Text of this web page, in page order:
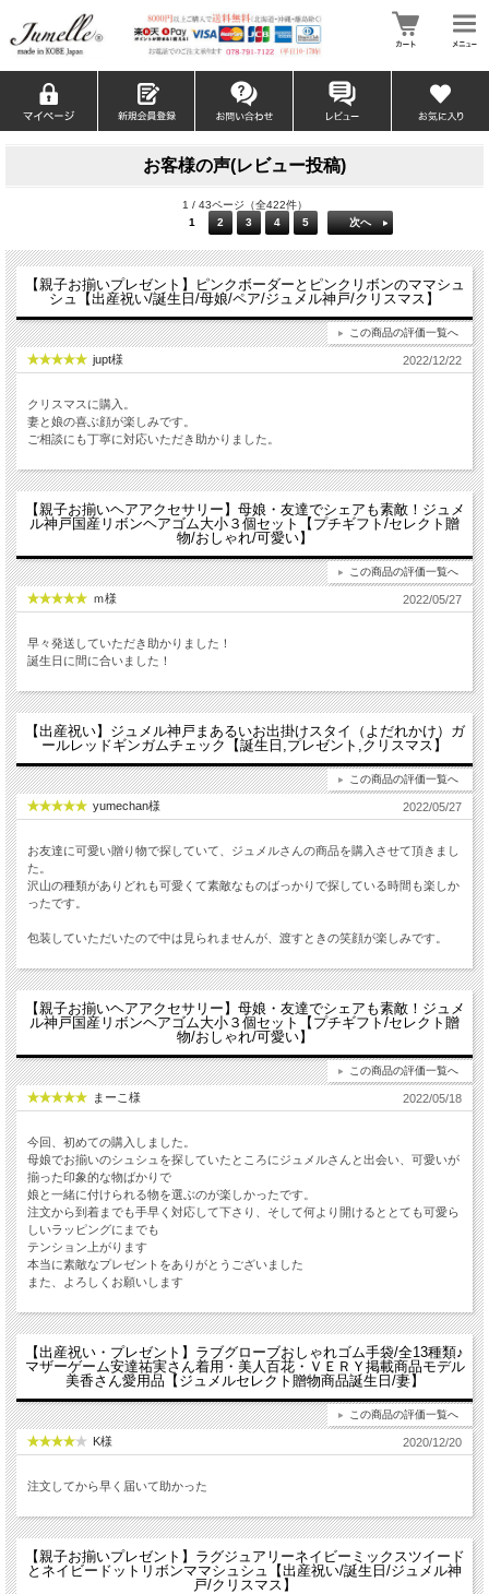
お客様の声(レビュー投稿)
1 / 43ページ（全422件）
1
2 3 4 5 次へ
【親子お揃いプレゼント】ピンクボーダーとピンクリボンのママシュ
シュ【出産祝い/誕生日/母娘/ペア/ジュメル神戸/クリスマス】
この商品の評価一覧へ
jupt様 2022/12/22
クリスマスに購入。
妻と娘の喜ぶ顔が楽しみです。
ご相談にも丁寧に対応いただき助かりました。
【親子お揃いヘアアクセサリー】母娘・友達でシェアも素敵！ジュメ
ル神戸国産リボンヘアゴム大小３個セット【プチギフト/セレクト贈
物/おしゃれ/可愛い】
この商品の評価一覧へ
ｍ様 2022/05/27
早々発送していただき助かりました！
誕生日に間に合いました！
【出産祝い】ジュメル神戸まあるいお出掛けスタイ（よだれかけ）ガ
ールレッドギンガムチェック【誕生日,プレゼント,クリスマス】
この商品の評価一覧へ
yumechan様 2022/05/27
お友達に可愛い贈り物で探していて、ジュメルさんの商品を購入させて頂きまし
た。
沢山の種類がありどれも可愛くて素敵なものばっかりで探している時間も楽しか
ったです。
包装していただいたので中は見られませんが、渡すときの笑顔が楽しみです。
【親子お揃いヘアアクセサリー】母娘・友達でシェアも素敵！ジュメ
ル神戸国産リボンヘアゴム大小３個セット【プチギフト/セレクト贈
物/おしゃれ/可愛い】
この商品の評価一覧へ
まーこ様 2022/05/18
今回、初めての購入しました。
母娘でお揃いのシュシュを探していたところにジュメルさんと出会い、可愛いが
揃った印象的な物ばかりで
娘と一緒に付けられる物を選ぶのが楽しかったです。
注文から到着までも手早く対応して下さり、そして何より開けるととても可愛ら
しいラッピングにまでも
テンション上がります
本当に素敵なプレゼントをありがとうございました
また、よろしくお願いします
【出産祝い・プレゼント】ラブグローブおしゃれゴム手袋/全13種類♪
マザーゲーム安達祐実さん着用・美人百花・ＶＥＲＹ掲載商品モデル
美香さん愛用品【ジュメルセレクト贈物商品誕生日/妻】
この商品の評価一覧へ
K様 2020/12/20
注文してから早く届いて助かった
【親子お揃いプレゼント】ラグジュアリーネイビーミックスツイード
とネイビードットリボンママシュシュ【出産祝い/誕生日/ジュメル神
戸/クリスマス】